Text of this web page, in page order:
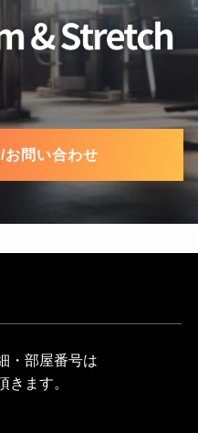
お問い合わせ
・部屋番号は
きます。